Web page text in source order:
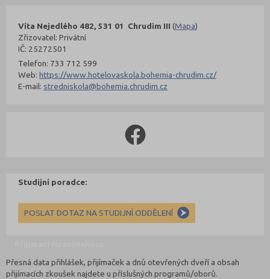
Víta Nejedlého 482, 531 01 Chrudim III (Mapa)
Zřizovatel: Privátní
IČ: 25272501
Telefon: 733 712 599
Web:https://www.hotelovaskola.bohemia-chrudim.cz/
E-mail: stredniskola@bohemia.chrudim.cz
Studijní poradce:
POSLAT DOTAZ NA STUDIJNÍ ODDĚLENÍ
Přesná data přihlášek, přijímaček a dnů otevřených dveří a obsah
přijímacích zkoušek najdete u příslušných programů/oborů.